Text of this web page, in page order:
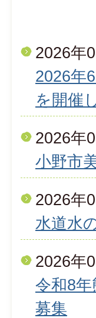
2026年
2026年
を開催
2026年
小野市
2026年
水道水
2026年
令和8
募集